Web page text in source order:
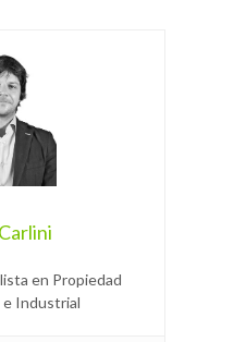
en Propiedad
Industrial